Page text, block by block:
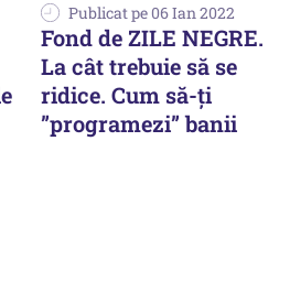
Publicat pe 06 Ian 2022
Fond de ZILE NEGRE.
La cât trebuie să se
ridice. Cum să-ți
”programezi” banii